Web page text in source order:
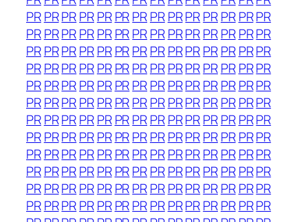
PRPRPRPRPR PRPRPRPRPRPRPR PRPR
PRPRPRPRPR PRPRPRPRPRPRPR PRPR
PRPRPRPRPR PRPRPRPRPRPRPR PRPR
PRPRPRPRPR PRPRPRPRPRPRPR PRPR
PRPRPRPRPR PRPRPRPRPRPRPR PRPR
PRPRPRPRPR PRPRPRPRPRPRPR PRPR
PRPRPRPRPR PRPRPRPRPRPRPR PRPR
PRPRPRPRPR PRPRPRPRPRPRPR PRPR
PRPRPRPRPR PRPRPRPRPRPRPR PRPR
PRPRPRPRPR PRPRPRPRPRPRPR PRPR
PRPRPRPRPR PRPRPRPRPRPRPR PRPR
PRPRPRPRPR PRPRPRPRPRPRPR PRPR